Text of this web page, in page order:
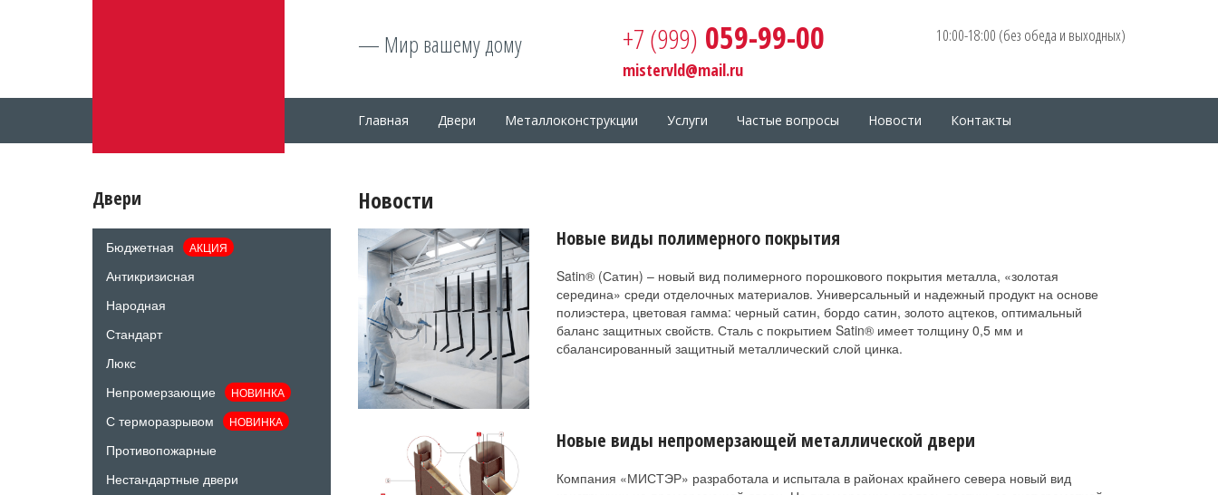
— Мир вашему дому +7 (999) 059-99-00
mistervld@mail.ru
10:00-18:00 (без обеда и выходных)
Главная Двери Металлоконструкции Услуги Частые вопросы Новости Контакты
Двери
Бюджетная АКЦИЯ
Антикризисная
Народная
Стандарт
Люкс
Непромерзающие
НОВИНКА
С терморазрывом НОВИНКА
Противопожарные
Нестандартные двери
Новости
Новые виды полимерного покрытия
Satin® (Сатин) – новый вид полимерного порошкового покрытия металла, «золотая
середина» среди отделочных материалов. Универсальный и надежный продукт на основе
полиэстера, цветовая гамма: черный сатин, бордо сатин, золото ацтеков, оптимальный
баланс защитных свойств. Сталь с покрытием Satin® имеет толщину 0,5 мм и
сбалансированный защитный металлический слой цинка.
Новые виды непромерзающей металлической двери
Компания «МИСТЭР» разработала и испытала в районах крайнего севера новый вид